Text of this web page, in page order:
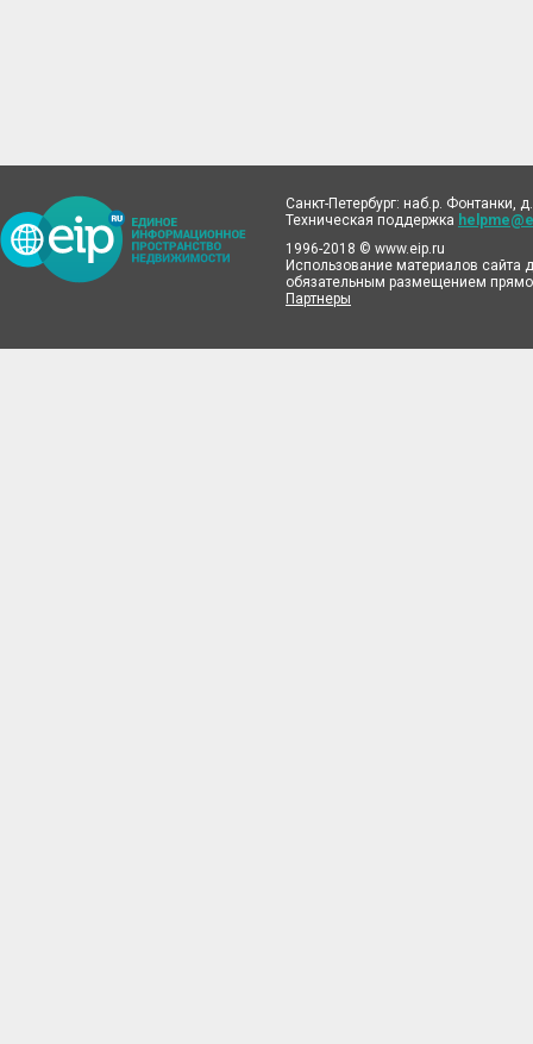
Санкт-Петербург: наб.р. Фонтанки,
Техническая поддержка
1996-2018 © www.eip.ru
Использование материалов сайта
обязательным размещением
Партнеры